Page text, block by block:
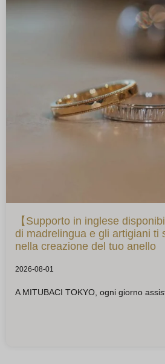
【Supporto in inglese
di madrelingua e gli artigiani ti
nella creazione del tuo anello
2026-08-01
A MITUBACI TOKYO, ogni giorno